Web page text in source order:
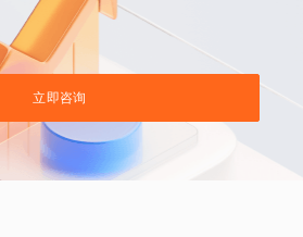
立即咨询